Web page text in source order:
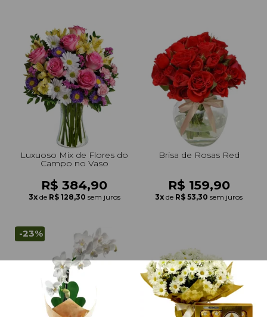
Luxuoso Mix de Flores do
Campo no Vaso
R$ 384,90
3x de R$ 128,30 sem juros
Brisa de Rosas Red
R$ 159,90
3x de R$ 53,30 sem juros
-23%